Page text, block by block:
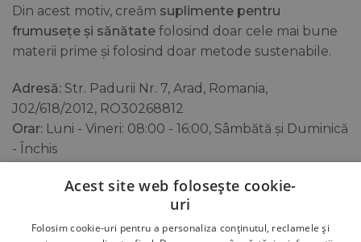
Din acest motiv, creăm suplimente pentru
frumusețe și sănătate folosind doar cele mai bune
materii prime și folosind doar metode sustenabile.
Adresă: Str. Padurii Nr. 7, Arad, Romania,
J02/618/2012, RO30268812
Orar: Luni - Vineri: 08:00 - 16:00, Sâmbătă și Duminică
- Închis
office@swedishcolagen.ro
Acest site web folosește cookie-
uri
Folosim cookie-uri pentru a personaliza conținutul, reclamele și